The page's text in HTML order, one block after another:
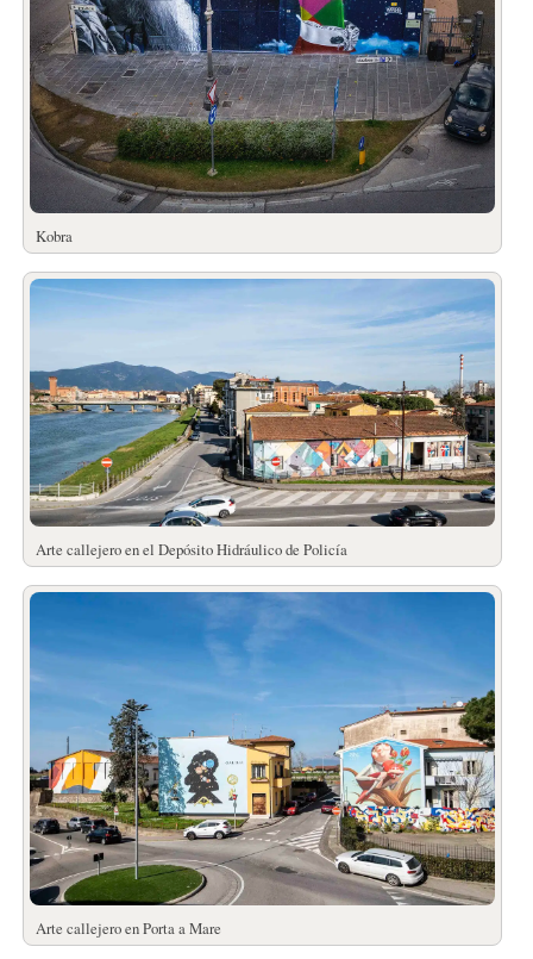
Kobra
Arte callejero en el Depósito Hidráulico de Policía
Arte callejero en Porta a Mare